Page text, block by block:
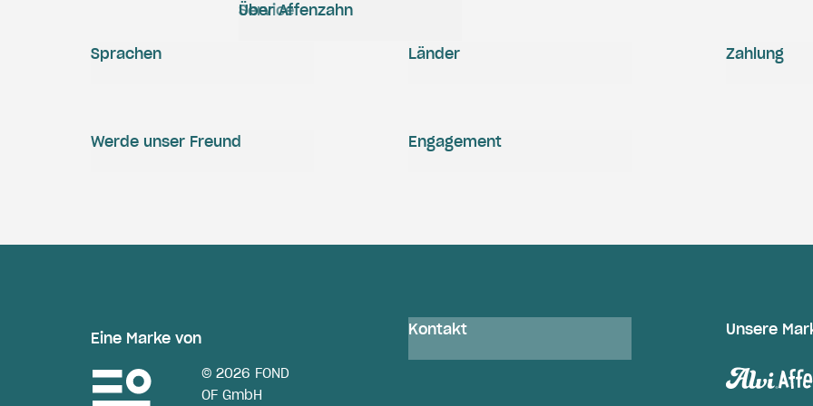
Service
Über Affenzahn
Zahlung
Engagement
Werde unser Freund
Sprachen Länder
Eine Marke von
© 2026 FOND
OF GmbH
Kontakt Unsere